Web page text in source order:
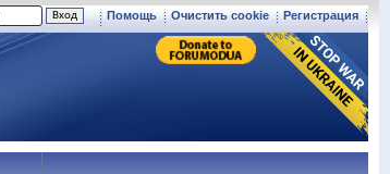
Регистрация
Очистить cookie
Помощь